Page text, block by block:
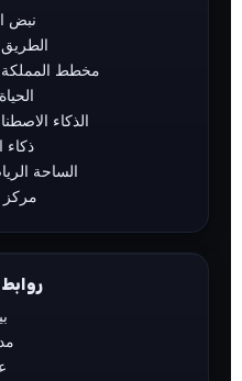
نبض
مخطط المملكة
الذكاء
ذكاء
الساحة
مركز